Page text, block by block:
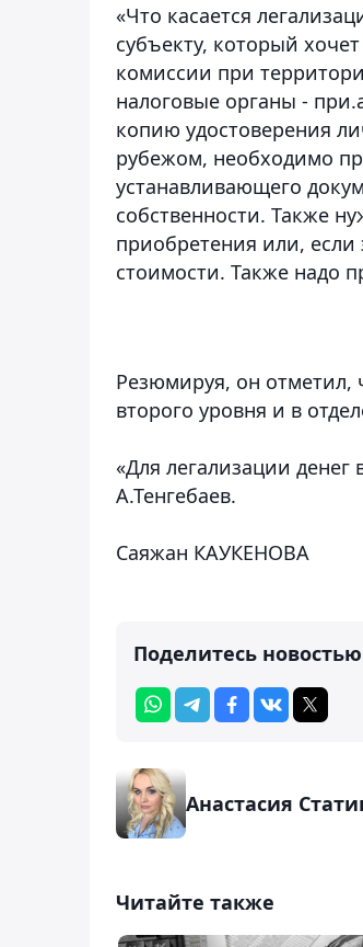
«Что касается
субъекту, который
комиссии при
налоговые органы -
копию удостоверения
рубежом, необходимо
устанавливающего
собственности. Также
приобретения или,
стоимости. Также надо
Резюмируя, он отметил,
второго уровня и в
«Для легализации денег
А.Тенгебаев.
Саяжан КАУКЕНОВА
Поделитесь
Анастасия
Читайте также